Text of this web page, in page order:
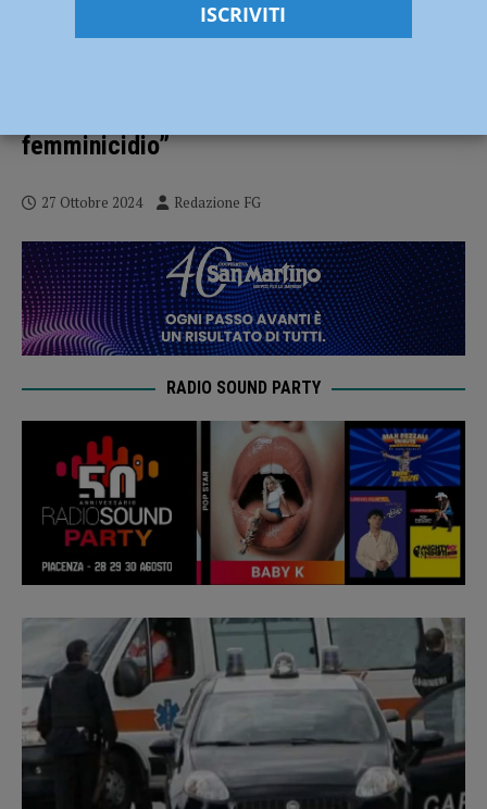
Tredicenne caduta dal tetto: “Aveva
femminicidio”
27 Ottobre 2024 Redazione FG
RADIO SOUND PARTY